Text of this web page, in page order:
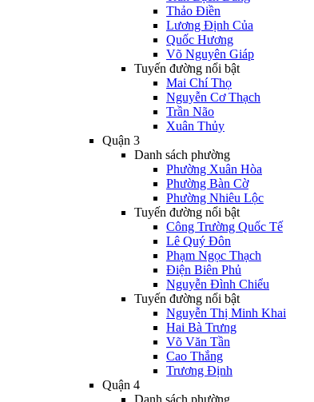
Thảo Điền
Lương Định Của
Quốc Hương
Võ Nguyên Giáp
Tuyến đường nổi bật
Mai Chí Thọ
Nguyễn Cơ Thạch
Trần Não
Xuân Thủy
Quận 3
Danh sách phường
Phường Xuân Hòa
Phường Bàn Cờ
Phường Nhiêu Lộc
Tuyến đường nổi bật
Công Trường Quốc Tế
Lê Quý Đôn
Phạm Ngọc Thạch
Điện Biên Phủ
Nguyễn Đình Chiểu
Tuyến đường nổi bật
Nguyễn Thị Minh Khai
Hai Bà Trưng
Võ Văn Tần
Cao Thắng
Trương Định
Quận 4
Danh sách phường